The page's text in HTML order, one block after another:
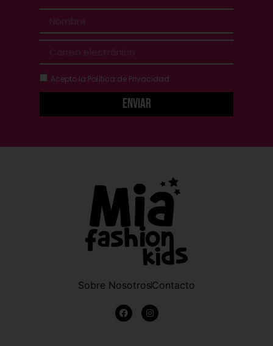
Acepto la Política de Privacidad
Enviar
Sobre NosotrosContacto